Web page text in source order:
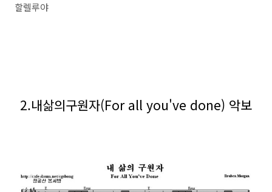
할렐루야
2.내삶의구원자(For all you've done) 악보